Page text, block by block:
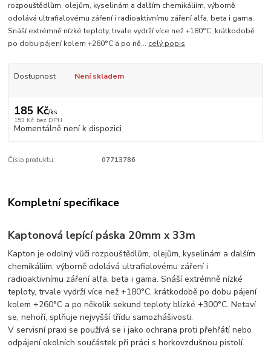
rozpouštědlům, olejům, kyselinám a dalším chemikáliím, výborně
odolává ultrafialovému záření i radioaktivnímu záření alfa, beta i gama.
Snáší extrémně nízké teploty, trvale vydrží více než +180°C, krátkodobě
po dobu pájení kolem +260°C a po ně... celý popis
Dostupnost Není skladem
185 Kč/ks
153 Kč bez DPH
Momentálně není k dispozici
Číslo produktu: 07713786
Kompletní specifikace
Kaptonová lepící páska 20mm x 33m
Kapton je odolný vůči rozpouštědlům, olejům, kyselinám a dalším
chemikáliím, výborně odolává ultrafialovému záření i
radioaktivnímu záření alfa, beta i gama. Snáší extrémně nízké
teploty, trvale vydrží více než +180°C, krátkodobě po dobu pájení
kolem +260°C a po několik sekund teploty blízké +300°C. Netaví
se, nehoří, splňuje nejvyšší třídu samozhášivosti.
V servisní praxi se používá se i jako ochrana proti přehřátí nebo
odpájení okolních součástek při práci s horkovzdušnou pistolí.